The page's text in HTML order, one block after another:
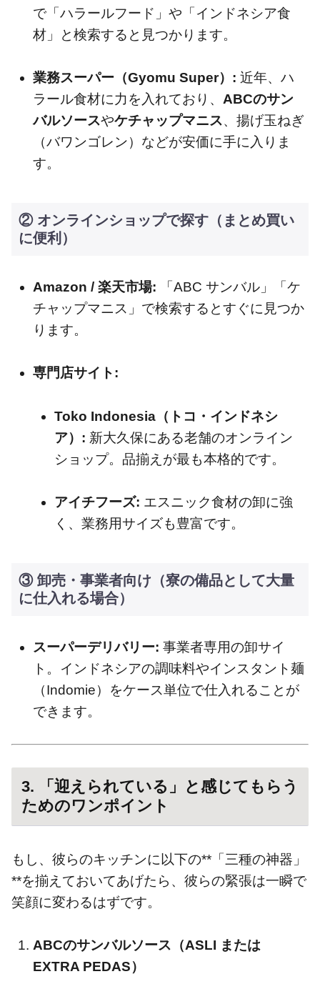
で「ハラールフード」や「インドネシア食
材」と検索すると見つかります。
業務スーパー（Gyomu Super）: 近年、ハ
ラール食材に力を入れており、 ABCのサン
バルソースやケチャップマニス、揚げ玉ねぎ
（バワンゴレン）などが安価に手に入りま
す。
② オンラインショップで探す（まとめ買い
に便利）
Amazon / 楽天市場: 「ABC サンバル」「ケ
チャップマニス」で検索するとすぐに見つか
ります。
専門店サイト:
Toko Indonesia（トコ・インドネシ
ア）: 新大久保にある老舗のオンライン
ショップ。品揃えが最も本格的です。
アイチフーズ: エスニック食材の卸に強
く、業務用サイズも豊富です。
③ 卸売・事業者向け（寮の備品として大量
に仕入れる場合）
スーパーデリバリー: 事業者専用の卸サイ
ト。インドネシアの調味料やインスタント麺
（Indomie）をケース単位で仕入れることが
できます。
3. 「迎えられている」と感じてもらう
ためのワンポイント
もし、彼らのキッチンに以下の**「三種の神器」
**を揃えておいてあげたら、彼らの緊張は一瞬で
笑顔に変わるはずです。
ABCのサンバルソース（ASLI または
EXTRA PEDAS）